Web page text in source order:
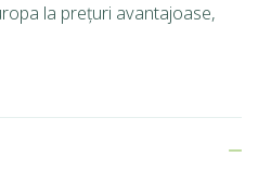
la prețuri avantajoase,